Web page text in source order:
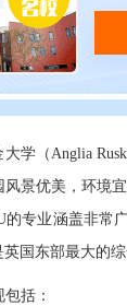
学（Anglia
风景优美，环境
的专业涵盖非常
国东部最大的综
括：